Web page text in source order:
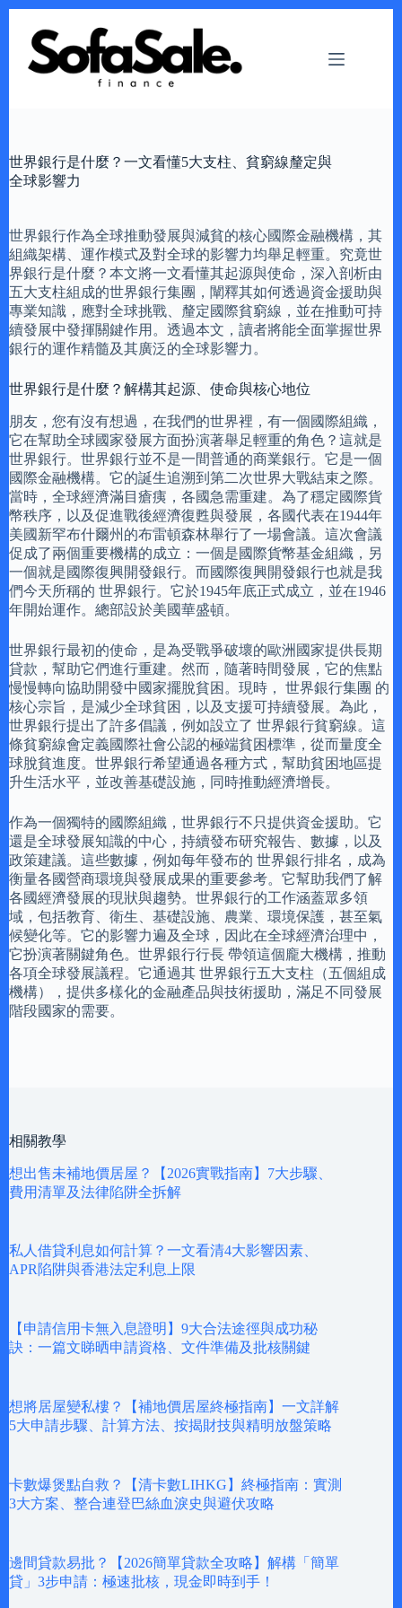
content
世界銀行是什麼？一文看懂5大支柱、貧窮線釐定與
全球影響力
世界銀行作為全球推動發展與減貧的核心國際金融機構，其
組織架構、運作模式及對全球的影響力均舉足輕重。究竟世
界銀行是什麼？本文將一文看懂其起源與使命，深入剖析由
五大支柱組成的世界銀行集團，闡釋其如何透過資金援助與
專業知識，應對全球挑戰、釐定國際貧窮線，並在推動可持
續發展中發揮關鍵作用。透過本文，讀者將能全面掌握世界
銀行的運作精髓及其廣泛的全球影響力。
世界銀行是什麼？解構其起源、使命與核心地位
朋友，您有沒有想過，在我們的世界裡，有一個國際組織，
它在幫助全球國家發展方面扮演著舉足輕重的角色？這就是
世界銀行。世界銀行並不是一間普通的商業銀行。它是一個
國際金融機構。它的誕生追溯到第二次世界大戰結束之際。
當時，全球經濟滿目瘡痍，各國急需重建。為了穩定國際貨
幣秩序，以及促進戰後經濟復甦與發展，各國代表在1944年
美國新罕布什爾州的布雷頓森林舉行了一場會議。這次會議
促成了兩個重要機構的成立：一個是國際貨幣基金組織，另
一個就是國際復興開發銀行。而國際復興開發銀行也就是我
們今天所稱的 世界銀行。它於1945年底正式成立，並在1946
年開始運作。總部設於美國華盛頓。
世界銀行最初的使命，是為受戰爭破壞的歐洲國家提供長期
貸款，幫助它們進行重建。然而，隨著時間發展，它的焦點
慢慢轉向協助開發中國家擺脫貧困。現時， 世界銀行集團 的
核心宗旨，是減少全球貧困，以及支援可持續發展。為此，
世界銀行提出了許多倡議，例如設立了 世界銀行貧窮線。這
條貧窮線會定義國際社會公認的極端貧困標準，從而量度全
球脫貧進度。世界銀行希望通過各種方式，幫助貧困地區提
升生活水平，並改善基礎設施，同時推動經濟增長。
作為一個獨特的國際組織，世界銀行不只提供資金援助。它
還是全球發展知識的中心，持續發布研究報告、數據，以及
政策建議。這些數據，例如每年發布的 世界銀行排名，成為
衡量各國營商環境與發展成果的重要參考。它幫助我們了解
各國經濟發展的現狀與趨勢。世界銀行的工作涵蓋眾多領
域，包括教育、衛生、基礎設施、農業、環境保護，甚至氣
候變化等。它的影響力遍及全球，因此在全球經濟治理中，
它扮演著關鍵角色。世界銀行行長 帶領這個龐大機構，推動
各項全球發展議程。它通過其 世界銀行五大支柱（五個組成
機構），提供多樣化的金融產品與技術援助，滿足不同發展
階段國家的需要。
相關教學
想出售未補地價居屋？【2026實戰指南】7大步驟、
費用清單及法律陷阱全拆解
私人借貸利息如何計算？一文看清4大影響因素、
APR陷阱與香港法定利息上限
【申請信用卡無入息證明】9大合法途徑與成功秘
訣：一篇文睇晒申請資格、文件準備及批核關鍵
想將居屋變私樓？【補地價居屋終極指南】一文詳解
5大申請步驟、計算方法、按揭財技與精明放盤策略
卡數爆煲點自救？【清卡數LIHKG】終極指南：實測
3大方案、整合連登巴絲血淚史與避伏攻略
邊間貸款易批？【2026簡單貸款全攻略】解構「簡單
貸」3步申請：極速批核，現金即時到手！